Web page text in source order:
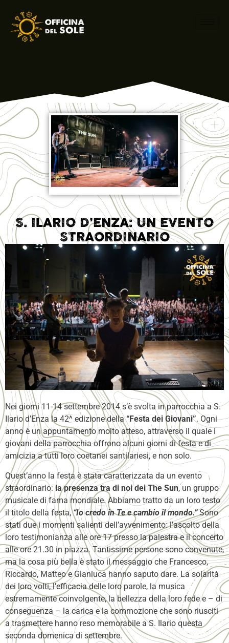
S. ILARIO D’ENZA: UN EVENTO
STRAORDINARIO
Nei giorni 11-14 settembre 2014 s’è svolta in parrocchia a S.
Ilario d’Enza la 42^ edizione della“Festa dei Giovani”. Ogni
anno è un appuntamento molto atteso, attraverso il quale i
giovani della parrocchia offrono alcuni giorni di festa e di
amicizia a tutti loro coetanei santilariesi, e non solo.
Quest’anno la festa è stata caratterizzata da un evento
straordinario:la presenza tra di noi dei The Sun, un gruppo
musicale di fama mondiale. Abbiamo tratto da un loro testo
il titolo della festa,“Io credo in Te e cambio il mondo.”Sono
stati due i momenti salienti dell’avvenimento: l’ascolto della
loro testimonianza alle ore 17 presso la palestra e il concerto
alle ore 21.30 in piazza. Tantissime persone sono convenute,
ma la cosa più bella è stato il messaggio che Francesco,
Riccardo, Matteo e Gianluca hanno saputo dare. La solarità
dei loro volti, l’efficacia delle loro parole, la musica
estremamente coinvolgente, la bellezza della loro fede e – di
conseguenza – la carica e la commozione che sono riusciti
a trasmettere hanno reso memorabile a S. Ilario questa
seconda domenica di settembre.